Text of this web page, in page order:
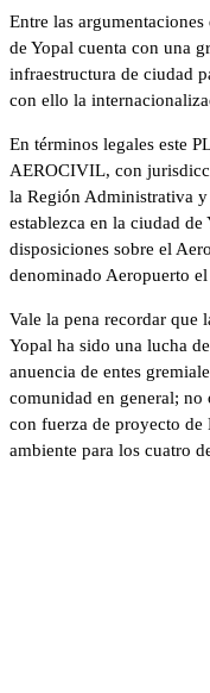
Entre las
de Yopal cuenta con una
infraestructura de ciudad
con ello la
En términos legales este
AEROCIVIL, con
la Región Administrativa
establezca en la ciudad de
disposiciones sobre el
denominado Aeropuerto
Vale la pena recordar que
Yopal ha sido una lucha
anuencia de entes
comunidad en general; no
con fuerza de proyecto de
ambiente para los cuatro